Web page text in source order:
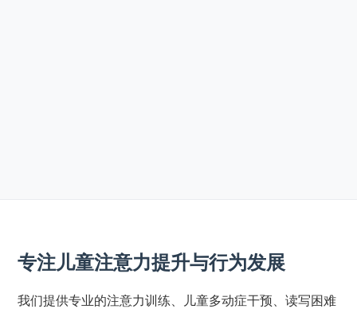
专注儿童注意力提升与行为发展
我们提供专业的注意力训练、儿童多动症干预、读写困难